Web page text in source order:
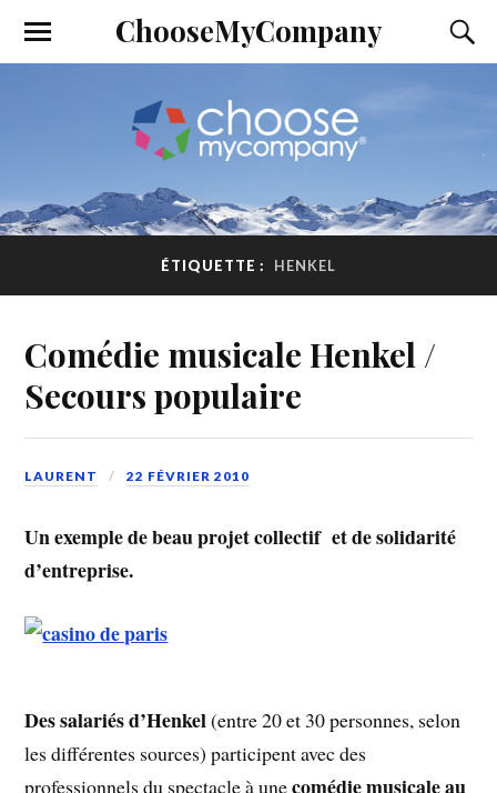
ChooseMyCompany
ÉTIQUETTE : HENKEL
Comédie musicale Henkel /
Secours populaire
LAURENT 22 FÉVRIER 2010
Un exemple de beau projet collectif et de solidarité
d’entreprise.
Des salariés d’Henkel(entre 20 et 30 personnes, selon
les différentes sources) participent avec des
professionnels du spectacle à unecomédie musicale au